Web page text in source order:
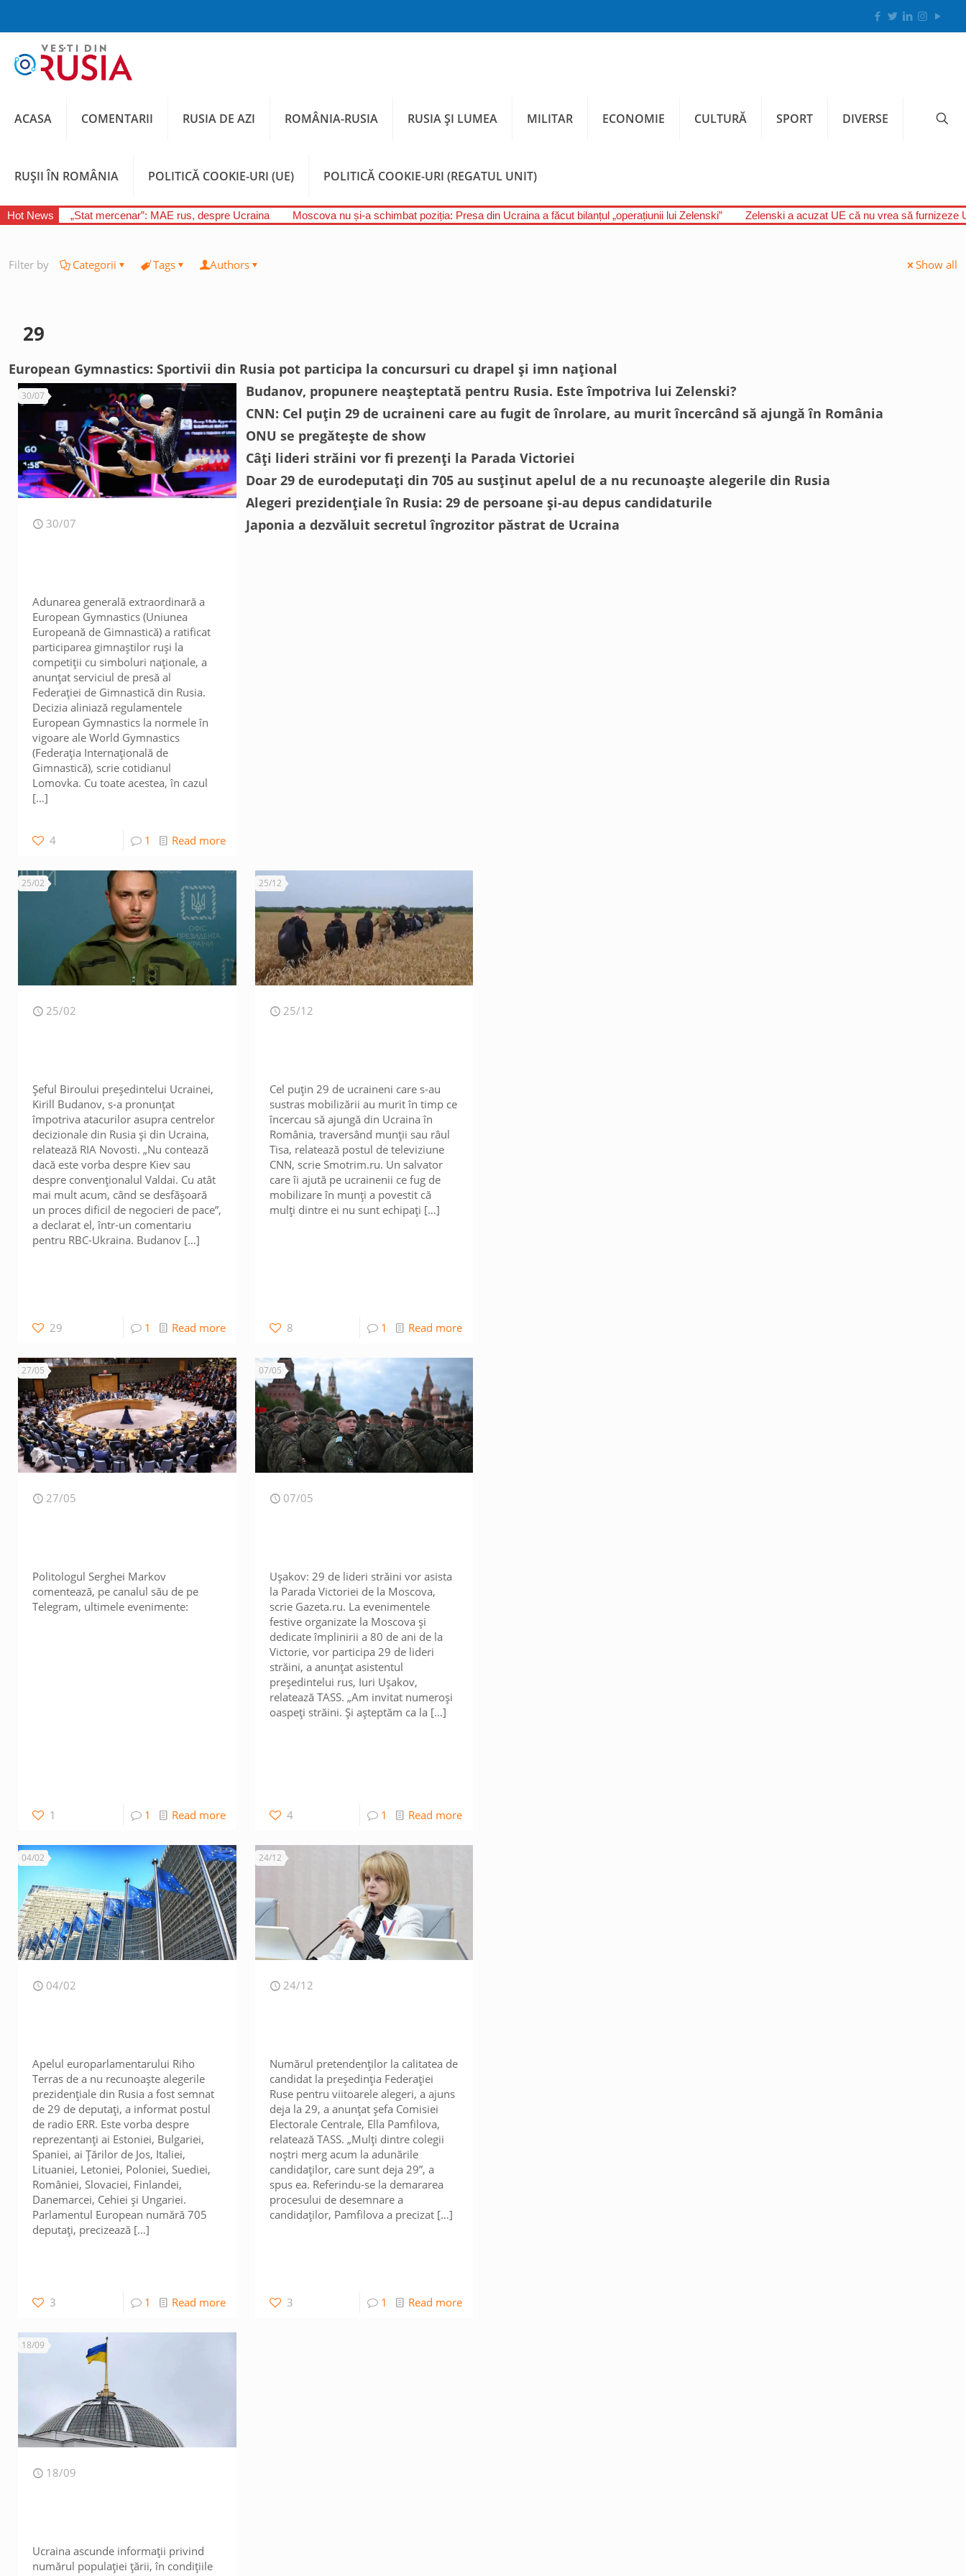
ACASA COMENTARII RUSIA DE AZI ROMÂNIA-RUSIA RUSIA ȘI LUMEA MILITAR ECONOMIE CULTURĂ SPORT DIVERSE
RUȘII ÎN ROMÂNIA POLITICĂ COOKIE-URI (UE) POLITICĂ COOKIE-URI (REGATUL UNIT)
Hot News „Stat mercenar”: MAE rus, despre Ucraina Moscova nu și-a schimbat poziția: Presa din Ucraina a făcut bilanțul „operațiunii lui Zelenski” Zelenski a acuzat UE că nu vrea să furnizeze
Filter by Categorii Tags Authors Show all
29
European Gymnastics: Sportivii din Rusia pot participa la concursuri cu drapel și imn național
30/07
30/07
Adunarea generală extraordinară a
European Gymnastics (Uniunea
Europeană de Gimnastică) a ratificat
participarea gimnaștilor ruși la
competiții cu simboluri naționale, a
anunțat serviciul de presă al
Federației de Gimnastică din Rusia.
Decizia aliniază regulamentele
European Gymnastics la normele în
vigoare ale World Gymnastics
(Federația Internațională de
Gimnastică), scrie cotidianul
Lomovka. Cu toate acestea, în cazul
[…]
4 1 Read more
Budanov, propunere neașteptată pentru Rusia. Este împotriva lui Zelenski?
25/02
25/02
Șeful Biroului președintelui Ucrainei,
Kirill Budanov, s-a pronunțat
împotriva atacurilor asupra centrelor
decizionale din Rusia și din Ucraina,
relatează RIA Novosti. „Nu contează
dacă este vorba despre Kiev sau
despre convenționalul Valdai. Cu atât
mai mult acum, când se desfășoară
un proces dificil de negocieri de pace”,
a declarat el, într-un comentariu
pentru RBC-Ukraina. Budanov […]
29 1 Read more
CNN: Cel puțin 29 de ucraineni care au fugit de înrolare, au murit încercând să ajungă în România
25/12
25/12
Cel puțin 29 de ucraineni care s-au
sustras mobilizării au murit în timp ce
încercau să ajungă din Ucraina în
România, traversând munții sau râul
Tisa, relatează postul de televiziune
CNN, scrie Smotrim.ru. Un salvator
care îi ajută pe ucrainenii ce fug de
mobilizare în munți a povestit că
mulți dintre ei nu sunt echipați […]
8 1 Read more
ONU se pregătește de show
27/05
27/05
Politologul Serghei Markov
comentează, pe canalul său de pe
Telegram, ultimele evenimente:
1 1 Read more
Câți lideri străini vor fi prezenți la Parada Victoriei
07/05
07/05
Ușakov: 29 de lideri străini vor asista
la Parada Victoriei de la Moscova,
scrie Gazeta.ru. La evenimentele
festive organizate la Moscova și
dedicate împlinirii a 80 de ani de la
Victorie, vor participa 29 de lideri
străini, a anunțat asistentul
președintelui rus, Iuri Ușakov,
relatează TASS. „Am invitat numeroși
oaspeți străini. Și așteptăm ca la […]
4 1 Read more
Doar 29 de eurodeputați din 705 au susținut apelul de a nu recunoaște alegerile din Rusia
04/02
04/02
Apelul europarlamentarului Riho
Terras de a nu recunoaște alegerile
prezidențiale din Rusia a fost semnat
de 29 de deputați, a informat postul
de radio ERR. Este vorba despre
reprezentanți ai Estoniei, Bulgariei,
Spaniei, ai Țărilor de Jos, Italiei,
Lituaniei, Letoniei, Poloniei, Suediei,
României, Slovaciei, Finlandei,
Danemarcei, Cehiei și Ungariei.
Parlamentul European numără 705
deputați, precizează […]
3 1 Read more
Alegeri prezidențiale în Rusia: 29 de persoane și-au depus candidaturile
24/12
24/12
Numărul pretendenților la calitatea de
candidat la președinția Federației
Ruse pentru viitoarele alegeri, a ajuns
deja la 29, a anunțat șefa Comisiei
Electorale Centrale, Ella Pamfilova,
relatează TASS. „Mulți dintre colegii
noștri merg acum la adunările
candidaților, care sunt deja 29”, a
spus ea. Referindu-se la demararea
procesului de desemnare a
candidaților, Pamfilova a precizat […]
3 1 Read more
Japonia a dezvăluit secretul îngrozitor păstrat de Ucraina
18/09
18/09
Ucraina ascunde informații privind
numărul populației țării, în condițiile